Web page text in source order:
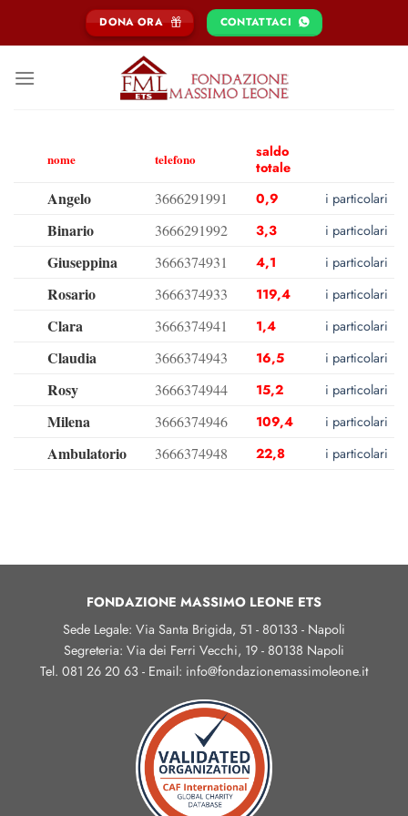
DONA ORA CONTATTACI
nome telefono
saldo
totale
Angelo 3666291991 0,9 i particolari
Binario 3666291992 3,3 i particolari
Giuseppina 3666374931 4,1 i particolari
Rosario 3666374933 119,4 i particolari
Clara 3666374941 1,4 i particolari
Claudia 3666374943 16,5 i particolari
Rosy 3666374944 15,2 i particolari
Milena 3666374946 109,4 i particolari
Ambulatorio 3666374948 22,8 i particolari
FONDAZIONE MASSIMO LEONE ETS
Sede Legale: Via Santa Brigida, 51 - 80133 - Napoli
Segreteria: Via dei Ferri Vecchi, 19 - 80138 Napoli
Tel. 081 26 20 63 - Email: info@fondazionemassimoleone.it